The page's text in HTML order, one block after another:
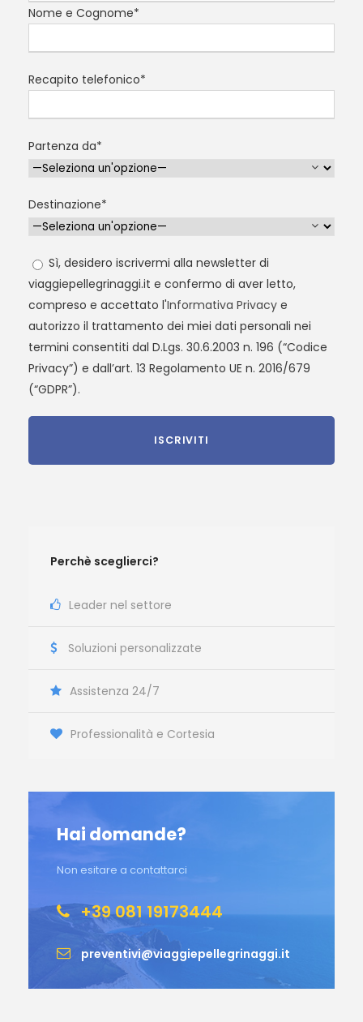
Nome e Cognome*
Recapito telefonico*
Partenza da*
Destinazione*
Sì, desidero iscrivermi alla newsletter di
viaggiepellegrinaggi.it e confermo di aver letto,
compreso e accettato l'Informativa Privacy e
autorizzo il trattamento dei miei dati personali nei
termini consentiti dal D.Lgs. 30.6.2003 n. 196 (“Codice
Privacy”) e dall’art. 13 Regolamento UE n. 2016/679
(“GDPR”).
Perchè sceglierci?
Leader nel settore
Soluzioni personalizzate
Assistenza 24/7
Professionalità e Cortesia
Hai domande?
Non esitare a contattarci
+39 081 19173444
preventivi@viaggiepellegrinaggi.it